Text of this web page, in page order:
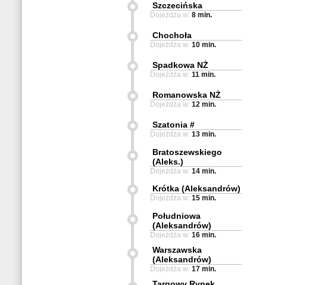
Szczecińska
Dojeżdża w: 8 min.
Chochoła
Dojeżdża w: 10 min.
Spadkowa NŻ
Dojeżdża w: 11 min.
Romanowska NŻ
Dojeżdża w: 12 min.
Szatonia #
Dojeżdża w: 13 min.
Bratoszewskiego
(Aleks.)
Dojeżdża w: 14 min.
Krótka (Aleksandrów)
Dojeżdża w: 15 min.
Południowa
(Aleksandrów)
Dojeżdża w: 16 min.
Warszawska
(Aleksandrów)
Dojeżdża w: 17 min.